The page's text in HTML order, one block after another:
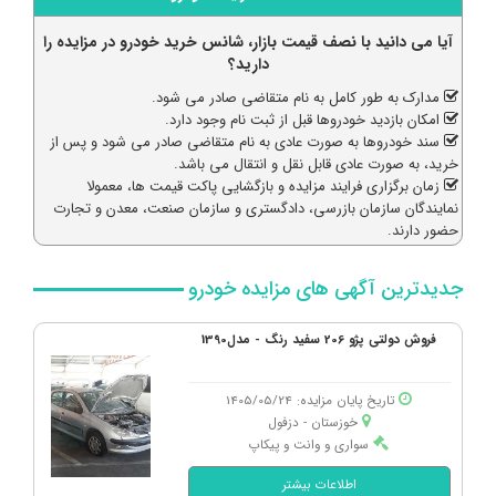
فروش دولتی: 4,020,000,000
تارا، اتوماتیک V2 اتوماتیک مدل 1402
قیمت بازار: 1,276,500,000
فروش دولتی: 765,900,000
شوال، 6HEV 1.5 لیتر توربو مدل 1404
قیمت بازار: 5,620,000,000
فروش دولتی: 3,372,000,000
هایما، S7 1.8 لیتر توربو پلاس مدل 1400
قیمت بازار: 3,600,000,000
فروش دولتی: 2,160,000,000
رانا، پلاس موتور TU5 مدل 1401
قیمت بازار: 1,440,000,000
فروش دولتی: 864,000,000
آیا می دانید با نصف قیمت بازار، شانس خرید خودرو در مزایده را
دارید؟
مدارک به طور کامل به نام متقاضی صادر می شود.
امکان بازدید خودروها قبل از ثبت نام وجود دارد.
سند خودروها به صورت عادی به نام متقاضی صادر می شود و پس از
خرید، به صورت عادی قابل نقل و انتقال می باشد.
زمان برگزاری فرایند مزایده و بازگشایی پاکت قیمت ها، معمولا
نمایندگان سازمان بازرسی، دادگستری و سازمان صنعت، معدن و تجارت
حضور دارند.
جدیدترین آگهی های مزایده خودرو
فروش دولتی پژو 206 سفید رنگ - مدل1390
تاریخ پایان مزایده: 1405/05/24
خوزستان - دزفول
سواری و وانت و پیکاپ
اطلاعات بیشتر